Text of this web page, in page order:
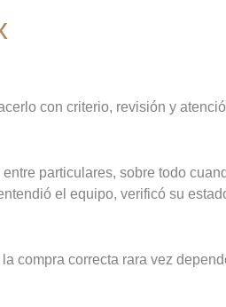
con criterio, revisión y
particulares, sobre todo
el equipo, verificó su
compra correcta rara vez